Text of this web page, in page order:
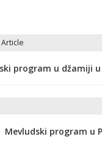
program u džamiji u
Mevludski program u